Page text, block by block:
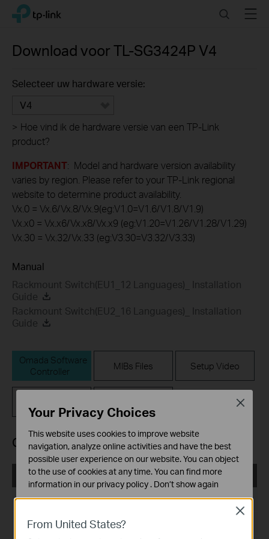
Click
navigation
TP-Link, Reliably Smart SearchMenu
Download voorTL-SG3424P V4
Selecteer uw hardware versie:
V4
> Hoe vind ik de hardware versie van een TP-Link
product?
IMPORTANT: Model and hardware version availability
varies by region. Please refer to your TP-Link regional
website to determine product availability.
Vx.0 = Vx.6/Vx.8/Vx.9(eg:V1.0=V1.6/V1.8/V1.9)
Vx.x0 = Vx.x6/Vx.x8/Vx.x9 (eg:V1.20=V1.26/V1.28/V1.29)
Vx.30 = Vx.32/Vx.33 (eg:V3.30=V3.32/V3.33)
Manual
Rackmount Switch(EU1_12 Languages)_ Installation
Guide
Rackmount Switch(EU2_16 Languages)_ Installation
Guide
Omada Software
Controller
MIBs Files Setup Video
Omada Software Controller
Omada_SDN_Controller_v5.14.32.3_Windows
Publicatiedatum:2024-11-01
Taal:Meertalig
From United States?
Close
Your Privacy Choices
This website uses cookies to improve website
navigation, analyze online activities and have the best
possible user experience on our website. You can object
to the use of cookies at any time. You can find more
information in our privacy policy . Don’t show again
Deze cookies zijn noodzakelijk voor de werking van de
website en kunnen niet worden uitgeschakeld.
Close